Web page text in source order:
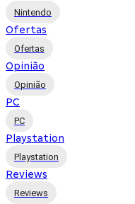
Nintendo
Ofertas
Ofertas
Opinião
Opinião
PC
PC
Playstation
Playstation
Reviews
Reviews